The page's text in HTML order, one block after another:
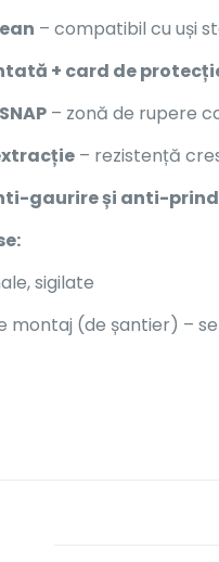
– compatibil cu uși
+ card de
– zonă de rupere
– rezistență
gaurire și anti-
sigilate
montaj (de șantier) –